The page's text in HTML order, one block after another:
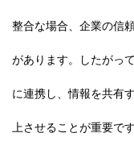
整合な場合、企業の信
があります。したがって
に連携し、情報を共有
上させることが重要です